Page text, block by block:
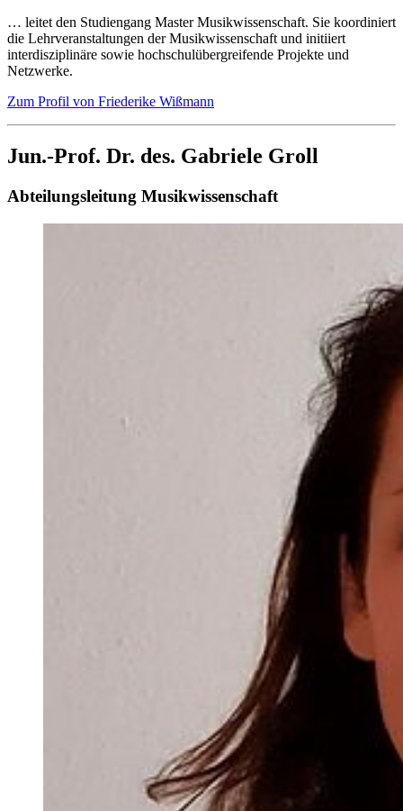
… leitet den Studiengang Master Musikwissenschaft. Sie koordiniert
die Lehrveranstaltungen der Musikwissenschaft und initiiert
interdisziplinäre sowie hochschulübergreifende Projekte und
Netzwerke.
Zum Profil von Friederike Wißmann
Jun.-Prof. Dr. des. Gabriele Groll
Abteilungsleitung Musikwissenschaft